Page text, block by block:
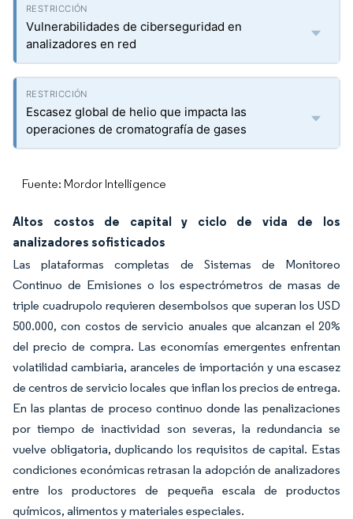
Vulnerabilidades de ciberseguridad en
analizadores en red
Escasez global de helio que impacta las
operaciones de cromatografía de gases
Fuente: Mordor Intelligence
Altos costos de capital y ciclo de vida de los
analizadores sofisticados
Las plataformas completas de Sistemas de Monitoreo
Continuo de Emisiones o los espectrómetros de masas de
triple cuadrupolo requieren desembolsos que superan los USD
500.000, con costos de servicio anuales que alcanzan el 20%
del precio de compra. Las economías emergentes enfrentan
volatilidad cambiaria, aranceles de importación y una escasez
de centros de servicio locales que inflan los precios de entrega.
En las plantas de proceso continuo donde las penalizaciones
por tiempo de inactividad son severas, la redundancia se
vuelve obligatoria, duplicando los requisitos de capital. Estas
condiciones económicas retrasan la adopción de analizadores
entre los productores de pequeña escala de productos
químicos, alimentos y materiales especiales.